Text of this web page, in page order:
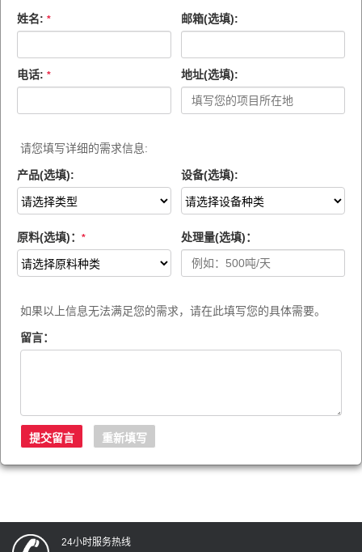
姓名: * 邮箱(选填):
电话: * 地址(选填):
请您填写详细的需求信息:
产品(选填): 设备(选填):
原料(选填)： * 处理量(选填)：
如果以上信息无法满足您的需求，请在此填写您的具体需要。
留言：
24小时服务热线